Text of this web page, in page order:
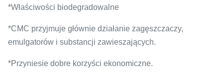
*Właściwości biodegradowalne
*CMC przyjmuje głównie działanie zagęszczaczy,
emulgatorów i substancji zawieszających.
*Przyniesie dobre korzyści ekonomiczne.